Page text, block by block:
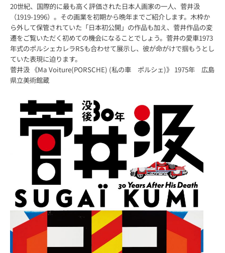
20世紀、国際的に最も高く評価された日本人画家の一人、菅井汲
（1919-1996）。その画業を初期から晩年までご紹介します。木枠か
ら外して保管されていた「日本初公開」の作品も加え、菅井作品の変
遷をご覧いただく初めての機会になることでしょう。菅井の愛車1973
年式のポルシェカレラRSも合わせて展示し、彼が命がけで掴もうとし
ていた表現に迫ります。
菅井汲 《Ma Voiture(PORSCHE) (私の車 ポルシェ)》 1975年 広島
県立美術館蔵